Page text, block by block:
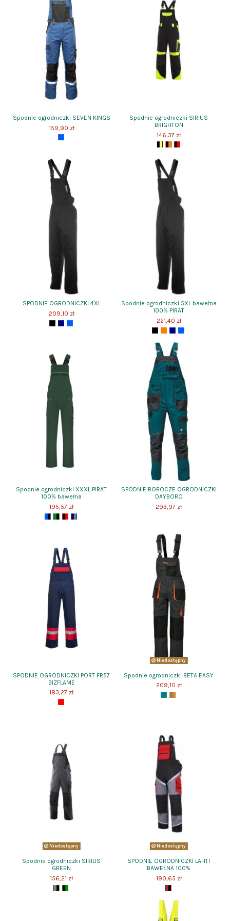
Spodnie ogrodniczki SEVEN KINGS
159,90 zł
Spodnie ogrodniczki SIRIUS
BRIGHTON
146,37 zł
SPODNIE OGRODNICZKI 4XL
209,10 zł
Spodnie ogrodniczki 5XL bawełna
100% PIRAT
221,40 zł
Spodnie ogrodniczki XXXL PIRAT
100% bawełna
195,57 zł
SPODNIE ROBOCZE OGRODNICZKI
DAYBORO
293,97 zł
SPODNIE OGRODNICZKI PORT FR57
BIZFLAME
183,27 zł
Niedostępny
Spodnie ogrodniczki BETA EASY
209,10 zł
Niedostępny
Spodnie ogrodniczki SIRIUS
GREEN
156,21 zł
Niedostępny
SPODNIE OGRODNICZKI LAHTI
BAWEŁNA 100%
190,65 zł